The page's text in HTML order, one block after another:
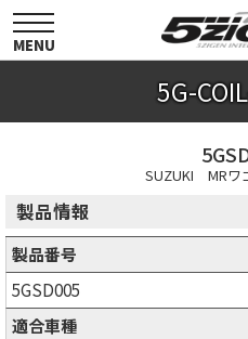
toggle
navigation
MENU
5G-
SUZUKI MRワ
製品情報
製品番号
5GSD005
適合車種